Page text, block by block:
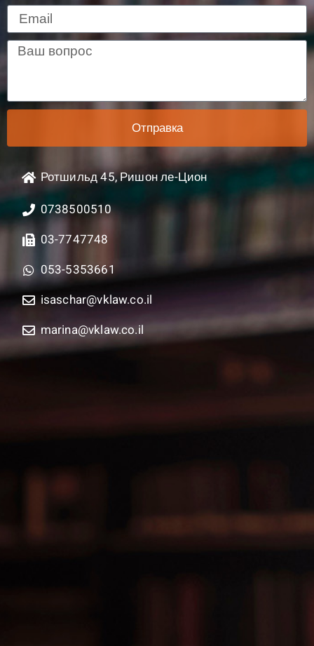
Отправка
Ротшильд 45, Ришон ле-Цион
0738500510
03-7747748
053-5353661
isaschar@vklaw.co.il
marina@vklaw.co.il